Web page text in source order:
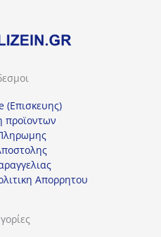
(Επισκευης)
προϊοντων
Απορρητου